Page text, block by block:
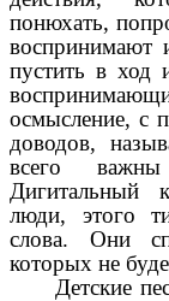
понюхать,
воспринимают
пустить в ход
осмысление, с
доводов,
всего
Дигитальный
люди, этого
слова. Они
которых не
Детские